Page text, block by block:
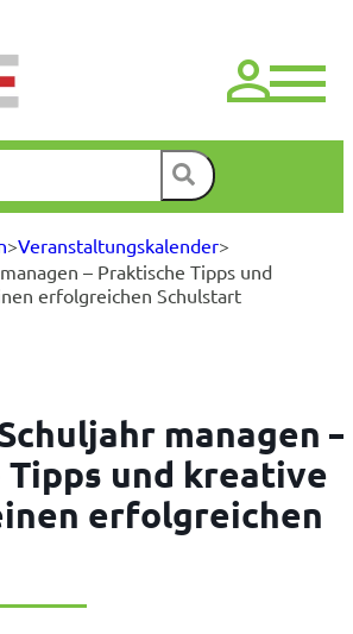
>Veranstaltungskalender>
– Praktische Tipps und
erfolgreichen Schulstart
managen –
und kreative
erfolgreichen